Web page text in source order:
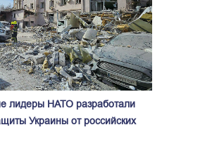
лидеры НАТО разработали
Украины от российских